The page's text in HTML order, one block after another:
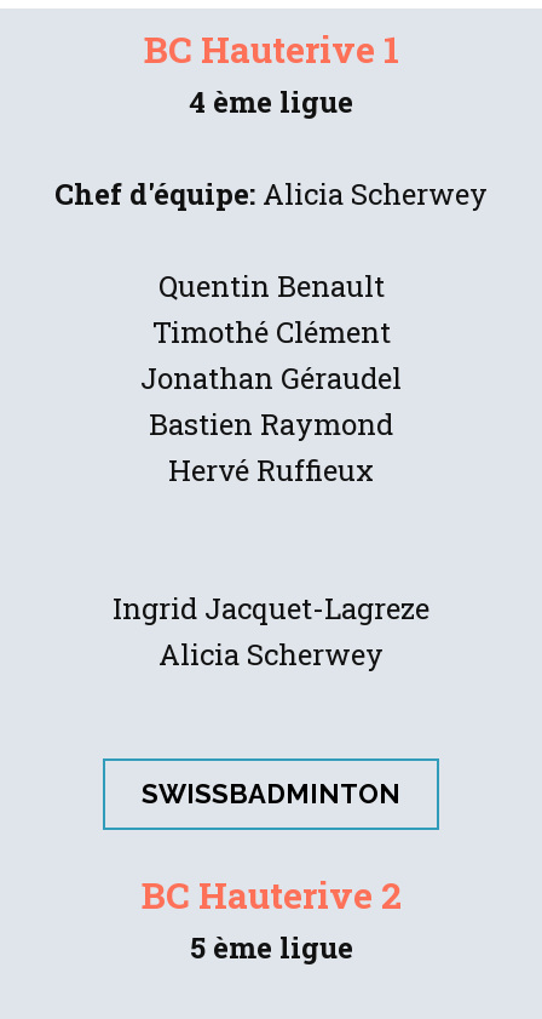
BC Hauterive 1
4 ème ligue
Chef d'équipe: Alicia Scherwey
Quentin Benault
Timothé Clément
Jonathan Géraudel
Bastien​ Raymond
Hervé Ruffieux
Ingrid Jacquet-Lagreze
Alicia Scherwey
SWISSBADMINTON
BC Hauterive 2
5 ème ligue